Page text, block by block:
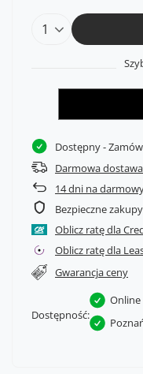
Dostępny-
Darmowa
14dni na
Bezpieczne zakupy
Oblicz ratę dla
Oblicz ratę dla
Gwarancja ceny
Dostępność:
Online